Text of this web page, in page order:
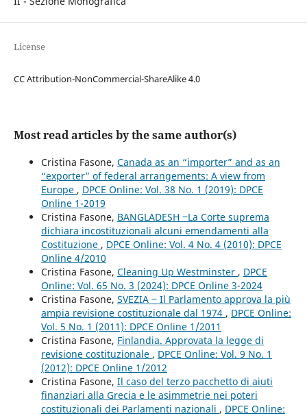
License
CC Attribution-NonCommercial-ShareAlike 4.0
Most read articles by the same author(s)
Cristina Fasone, Canada as an “importer” and as an
“exporter” of federal arrangements: A view from
Europe , DPCE Online: Vol. 38 No. 1 (2019): DPCE
Online 1-2019
Cristina Fasone, BANGLADESH ‒La Corte suprema
dichiara incostituzionali alcuni emendamenti alla
Costituzione , DPCE Online: Vol. 4 No. 4 (2010): DPCE
Online 4/2010
Cristina Fasone, Cleaning Up Westminster , DPCE
Online: Vol. 65 No. 3 (2024): DPCE Online 3-2024
Cristina Fasone, SVEZIA ‒ Il Parlamento approva la più
ampia revisione costituzionale dal 1974 , DPCE Online:
Vol. 5 No. 1 (2011): DPCE Online 1/2011
Cristina Fasone, Finlandia. Approvata la legge di
revisione costituzionale , DPCE Online: Vol. 9 No. 1
(2012): DPCE Online 1/2012
Cristina Fasone, Il caso del terzo pacchetto di aiuti
finanziari alla Grecia e le asimmetrie nei poteri
costituzionali dei Parlamenti nazionali , DPCE Online: